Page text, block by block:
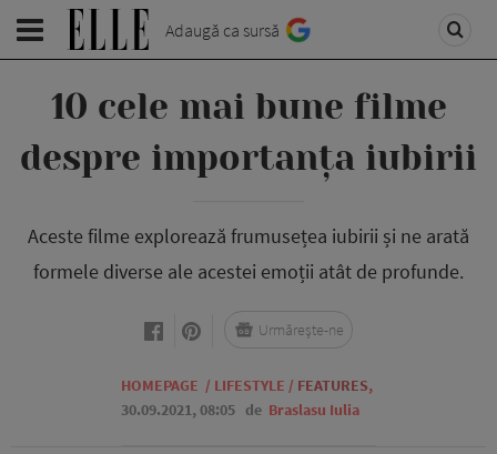
Adaugă ca sursă
10 cele mai bune filme
despre importanța iubirii
Aceste filme explorează frumusețea iubirii și ne arată
formele diverse ale acestei emoții atât de profunde.
HOMEPAGE / LIFESTYLE / FEATURES,
30.09.2021, 08:05 de Braslasu Iulia
Urmărește-ne